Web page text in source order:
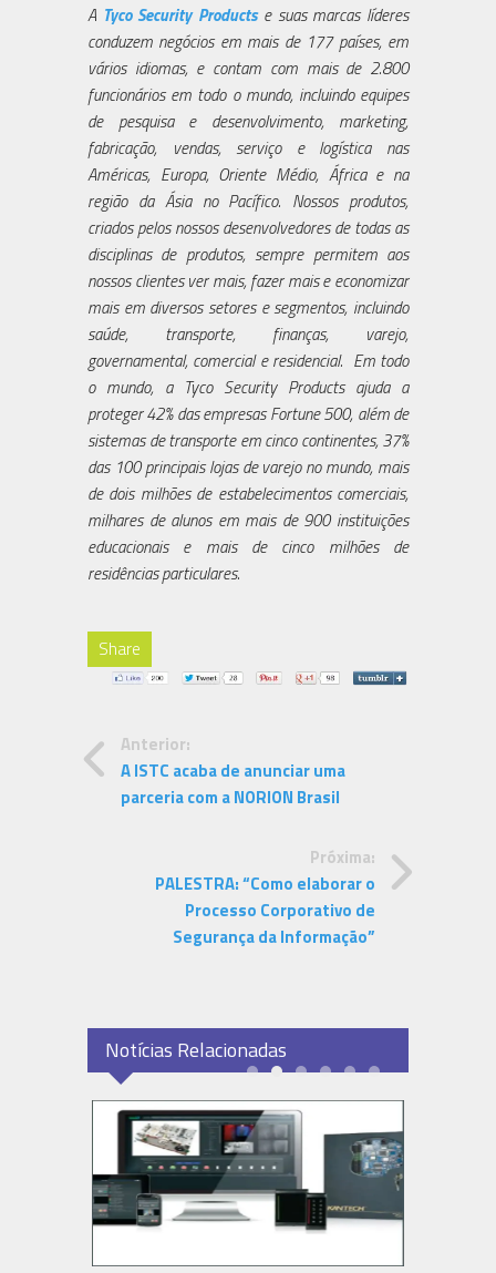
A Tyco Security Productse suas marcas líderes
conduzem negócios em mais de 177 países, em
vários idiomas, e contam com mais de 2.800
funcionários em todo o mundo, incluindo equipes
de pesquisa e desenvolvimento, marketing,
fabricação, vendas, serviço e logística nas
Américas, Europa, Oriente Médio, África e na
região da Ásia no Pacífico. Nossos produtos,
criados pelos nossos desenvolvedores de todas as
disciplinas de produtos, sempre permitem aos
nossos clientes ver mais, fazer mais e economizar
mais em diversos setores e segmentos, incluindo
saúde, transporte, finanças, varejo,
governamental, comercial e residencial. Em todo
o mundo, a Tyco Security Products ajuda a
proteger 42% das empresas Fortune 500, além de
sistemas de transporte em cinco continentes, 37%
das 100 principais lojas de varejo no mundo, mais
de dois milhões de estabelecimentos comerciais,
milhares de alunos em mais de 900 instituições
educacionais e mais de cinco milhões de
residências particulares.
Share
Anterior:
A ISTC acaba de anunciar uma
parceria com a NORION Brasil
Próxima:
PALESTRA: “Como elaborar o
Processo Corporativo de
Segurança da Informação”
Notícias Relacionadas